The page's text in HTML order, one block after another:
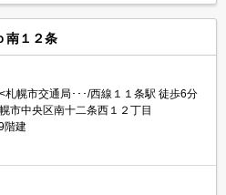
１２条
札幌市交通局･･･/西線１１条駅 徒歩6分
市中央区南十二条西１２丁目
階建